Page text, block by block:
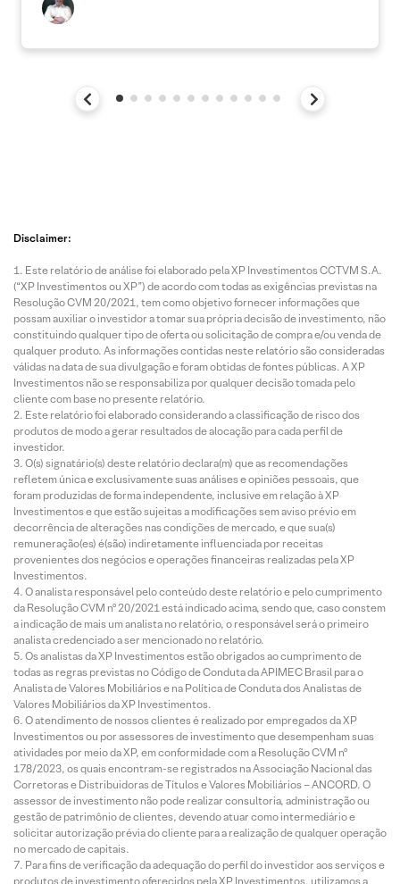
Disclaimer:
Este relatório de análise foi elaborado pela XP Investimentos CCTVM S.A.
(“XP Investimentos ou XP”) de acordo com todas as exigências previstas na
Resolução CVM 20/2021, tem como objetivo fornecer informações que
possam auxiliar o investidor a tomar sua própria decisão de investimento, não
constituindo qualquer tipo de oferta ou solicitação de compra e/ou venda de
qualquer produto. As informações contidas neste relatório são consideradas
válidas na data de sua divulgação e foram obtidas de fontes públicas. A XP
Investimentos não se responsabiliza por qualquer decisão tomada pelo
cliente com base no presente relatório.
Este relatório foi elaborado considerando a classificação de risco dos
produtos de modo a gerar resultados de alocação para cada perfil de
investidor.
O(s) signatário(s) deste relatório declara(m) que as recomendações
refletem única e exclusivamente suas análises e opiniões pessoais, que
foram produzidas de forma independente, inclusive em relação à XP
Investimentos e que estão sujeitas a modificações sem aviso prévio em
decorrência de alterações nas condições de mercado, e que sua(s)
remuneração(es) é(são) indiretamente influenciada por receitas
provenientes dos negócios e operações financeiras realizadas pela XP
Investimentos.
O analista responsável pelo conteúdo deste relatório e pelo cumprimento
da Resolução CVM nº 20/2021 está indicado acima, sendo que, caso constem
a indicação de mais um analista no relatório, o responsável será o primeiro
analista credenciado a ser mencionado no relatório.
Os analistas da XP Investimentos estão obrigados ao cumprimento de
todas as regras previstas no Código de Conduta da APIMEC Brasil para o
Analista de Valores Mobiliários e na Política de Conduta dos Analistas de
Valores Mobiliários da XP Investimentos.
O atendimento de nossos clientes é realizado por empregados da XP
Investimentos ou por assessores de investimento que desempenham suas
atividades por meio da XP, em conformidade com a Resolução CVM nº
178/2023, os quais encontram-se registrados na Associação Nacional das
Corretoras e Distribuidoras de Títulos e Valores Mobiliários – ANCORD. O
assessor de investimento não pode realizar consultoria, administração ou
gestão de patrimônio de clientes, devendo atuar como intermediário e
solicitar autorização prévia do cliente para a realização de qualquer operação
no mercado de capitais.
Para fins de verificação da adequação do perfil do investidor aos serviços e
produtos de investimento oferecidos pela XP Investimentos, utilizamos a